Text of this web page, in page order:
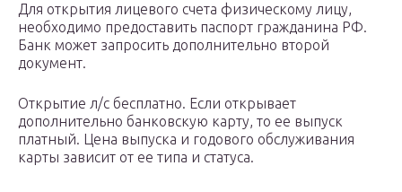
Для открытия лицевого счета физическому лицу,
необходимо предоставить паспорт гражданина РФ.
Банк может запросить дополнительно второй
документ.
Открытие л/с бесплатно. Если открывает
дополнительно банковскую карту, то ее выпуск
платный. Цена выпуска и годового обслуживания
карты зависит от ее типа и статуса.